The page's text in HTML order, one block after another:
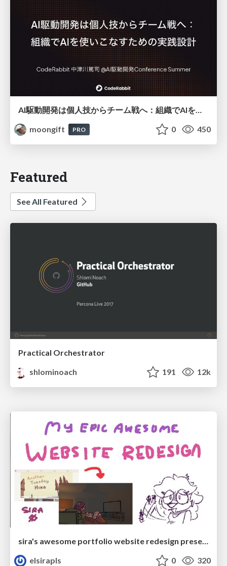
moongift
PRO 0 450
Featured
See All Featured
Practical Orchestrator
shlominoach
191 12k
sira's awesome portfolio website redesign presentation
elsirapls
0 320